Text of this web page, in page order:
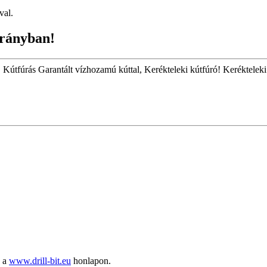
Garantált vízhozamú kúttal, Kerékteleki kútfúró!
a www.drill-bit.eu honlapon.